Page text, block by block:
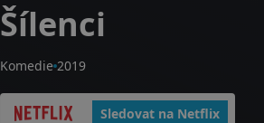
Šílenci
Komedie 2019
Sledovat na Netflix